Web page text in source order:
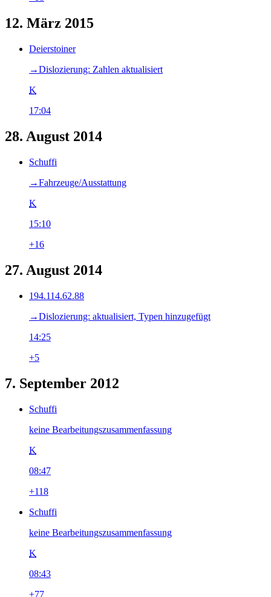
12. März 2015
Deierstoiner
→‎Dislozierung: Zahlen aktualisiert
K
17:04
28. August 2014
Schuffi
→‎Fahrzeuge/Ausstattung
K
15:10
+16
27. August 2014
194.114.62.88
→‎Dislozierung: aktualisiert, Typen hinzugefügt
14:25
+5
7. September 2012
Schuffi
keine Bearbeitungszusammenfassung
K
08:47
+118
Schuffi
keine Bearbeitungszusammenfassung
K
08:43
+77